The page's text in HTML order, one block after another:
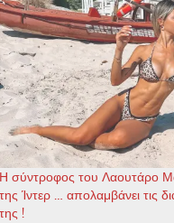
Η σύντροφος του Λαουτάρο
της Ίντερ … απολαμβάνει τις
της !